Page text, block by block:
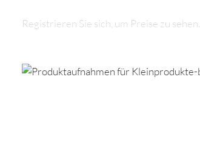
Registrieren Sie sich, um Preise zu sehen.